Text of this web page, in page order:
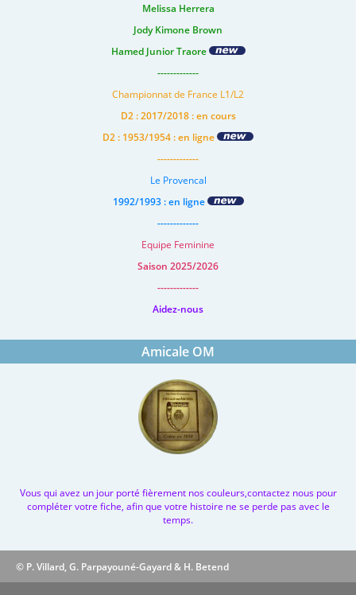
Melissa Herrera
Jody Kimone Brown
Hamed Junior Traore
-------------
Championnat de France L1/L2
D2 : 2017/2018 : en cours
D2 : 1953/1954 : en ligne
-------------
Le Provencal
1992/1993 : en ligne
-------------
Equipe Feminine
Saison 2025/2026
-------------
Aidez-nous
Amicale OM
Vous qui avez un jour porté fièrement nos couleurs,contactez nous pour
compléter votre fiche, afin que votre histoire ne se perde pas avec le
temps.
© P. Villard, G. Parpayouné-Gayard & H. Betend